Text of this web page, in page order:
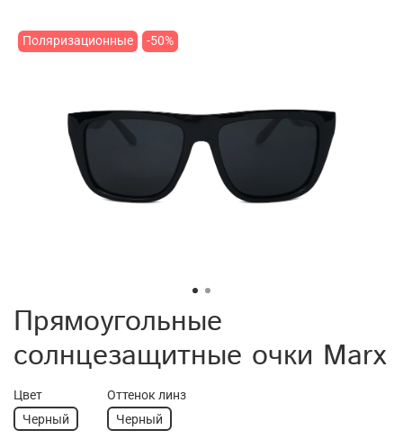
Поляризационные -50%
Прямоугольные
солнцезащитные очки Marx
Цвет
Черный
Оттенок линз
Черный